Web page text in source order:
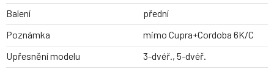
Balení
přední
Poznámka
mimo Cupra+Cordoba 6K/C
Upřesnění modelu
3-dvéř., 5-dvéř.